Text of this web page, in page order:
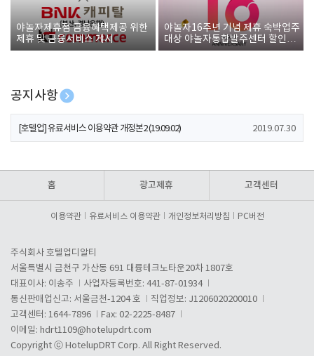
야놀자제휴점 금융혜택제공 위한
제휴 및 금융서비스 게시
야놀자16주년 기념 제휴 숙박업주
대상 야놀자통합발주센터 할인쿠
폰 증정
공지사항
[호텔업] 개인정보 처리방침 개정본1 (19.09.02)
[호텔업] 유료서비스 이용약관 개정본2 (19.09.02) 2019.07.30
홈 광고제휴 고객센터
이용약관 유료서비스 이용약관 개인정보처리방침 PC버전
주식회사 호텔업디알티
서울특별시 금천구 가산동 691 대륭테크노타운20차 1807호
대표이사: 이송주
사업자등록번호: 441-87-01934
통신판매업신고: 서울금천-1204 호
직업정보: J1206020200010
고객센터: 1644-7896
Fax: 02-2225-8487
이메일: hdrt1109@hotelupdrt.com
Copyright ⓒ HotelupDRT Corp. All Right Reserved.